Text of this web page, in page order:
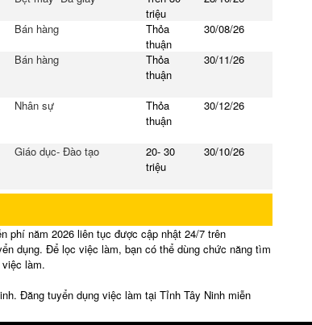
triệu
Bán hàng
Thỏa
thuận
30/08/26
Bán hàng
Thỏa
thuận
30/11/26
Nhân sự
Thỏa
thuận
30/12/26
Giáo dục- Đào tạo
20- 30
triệu
30/10/26
phí năm 2026 liên tục được cập nhật 24/7 trên
dụng. Để lọc việc làm, bạn có thể dùng chức năng tìm
làm.
Đăng tuyển dụng việc làm tại Tỉnh Tây Ninh miễn